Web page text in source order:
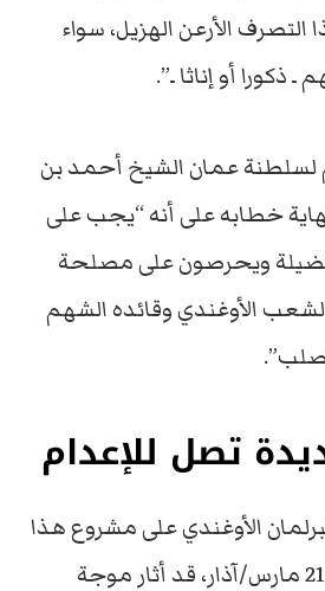
الأرعن الهزيل، سواء
ذكورا أو إناثا ـ”.
لسلطنة عمان الشيخ أحمد بن
خطابه على أنه “يجب على
ويحرصون على مصلحة
الشعب الأوغندي وقائده الشهم
تصل للإعدام
الأوغندي على مشروع هذا
القانون الذي تمّ في 21 مارس/آذار، قد أثار موجة